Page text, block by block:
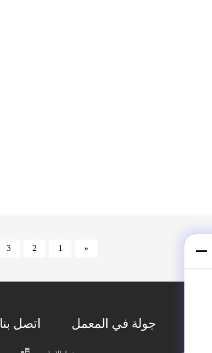
«
1
2
3
جولة في المعمل اتصل بنا